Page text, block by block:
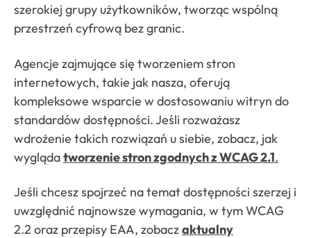
szerokiej grupy użytkowników, tworząc wspólną
przestrzeń cyfrową bez granic.
Agencje zajmujące się tworzeniem stron
internetowych, takie jak nasza, oferują
kompleksowe wsparcie w dostosowaniu witryn do
standardów dostępności. Jeśli rozważasz
wdrożenie takich rozwiązań u siebie, zobacz, jak
wyglądatworzenie stron zgodnych z WCAG 2.1.
Jeśli chcesz spojrzeć na temat dostępności szerzej i
uwzględnić najnowsze wymagania, w tym WCAG
2.2 oraz przepisy EAA, zobaczaktualny